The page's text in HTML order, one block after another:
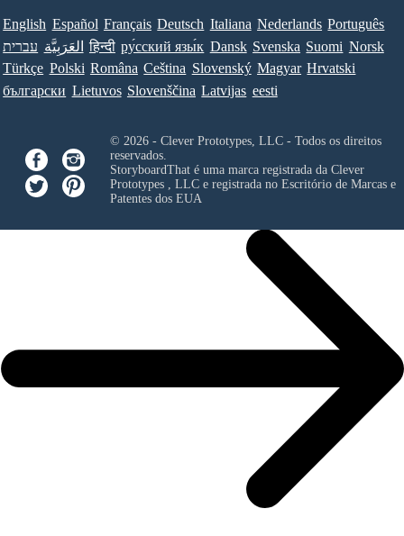
English Español Français Deutsch Italiana Nederlands Português
עברית العَرَبِيَّة हिन्दी ру́сский язы́к Dansk Svenska Suomi Norsk
Türkçe Polski Româna Ceština Slovenský Magyar Hrvatski
български Lietuvos Slovenščina Latvijas eesti
© 2026 - Clever Prototypes, LLC - Todos os direitos
reservados.
StoryboardThat é uma marca registrada da Clever
Prototypes , LLCe registrada no Escritório de Marcas e
Patentes dos EUA